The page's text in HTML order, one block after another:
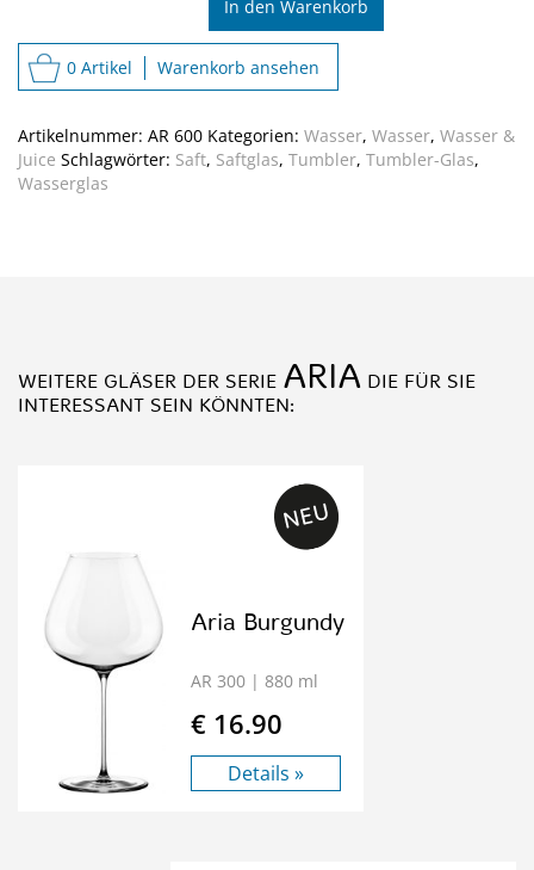
In den Warenkorb
0 Artikel Warenkorb ansehen
Artikelnummer: AR 600 Kategorien: Wasser, Wasser, Wasser &
Juice Schlagwörter: Saft, Saftglas, Tumbler, Tumbler-Glas,
Wasserglas
WEITERE GLÄSER DER SERIE ARIA DIE FÜR SIE
INTERESSANT SEIN KÖNNTEN:
Aria Burgundy
AR 300 | 880 ml
€ 16.90
Details »